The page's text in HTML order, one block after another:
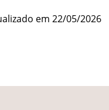
em 22/05/2026